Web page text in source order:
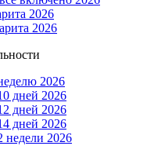
2026
2026
2026
дней 2026
дней 2026
дней 2026
недели 2026